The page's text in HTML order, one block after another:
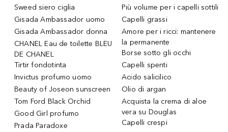
Sweed siero ciglia
Gisada Ambassador uomo
Gisada Ambassador donna
CHANEL Eau de toilette BLEU
DE CHANEL
Tirtir fondotinta
Invictus profumo uomo
Beauty of Joseon sunscreen
Tom Ford Black Orchid
Good Girl profumo
Prada Paradoxe
Più volume per i capelli sottili
Capelli grassi
Amore per i ricci: mantenere
la permanente
Borse sotto gli occhi
Capelli spenti
Acido salicilico
Olio di argan
Acquista la crema di aloe
vera su Douglas
Capelli crespi